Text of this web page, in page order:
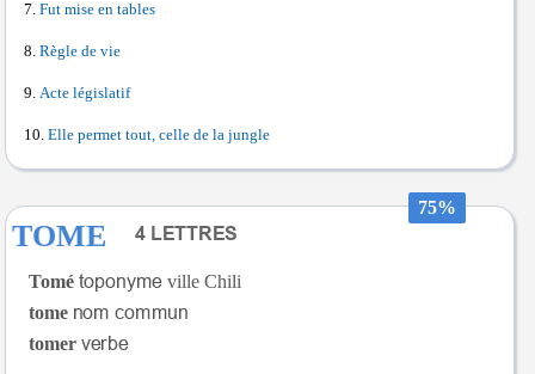
Fut mise en tables
Règle de vie
Acte législatif
Elle permet tout, celle de la jungle
75%
TOME
Tomé
ville Chili
tome
tomer